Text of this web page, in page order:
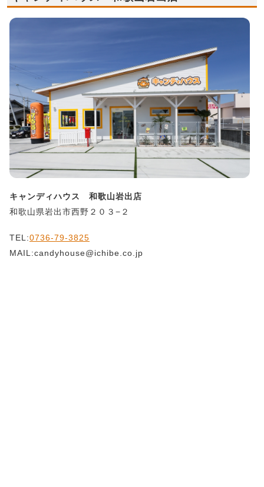
キャンディハウス 和歌山岩出店
和歌山県岩出市西野２０３−２
TEL:0736-79-3825
MAIL:candyhouse@ichibe.co.jp